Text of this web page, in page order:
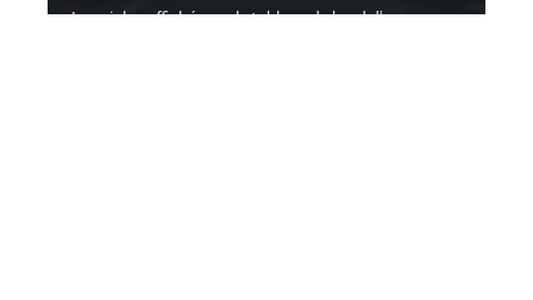
Les sigles affichés sur le tableau de bord d'une